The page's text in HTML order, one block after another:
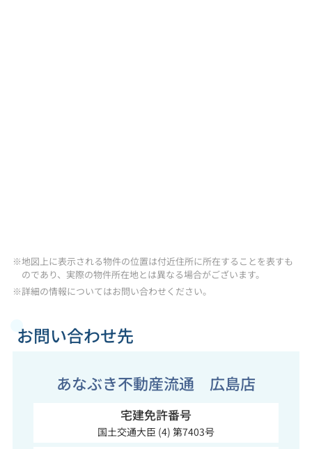
※地図上に表示される物件の位置は付近住所に所在することを表すも
のであり、実際の物件所在地とは異なる場合がございます。
※詳細の情報についてはお問い合わせください。
お問い合わせ先
あなぶき不動産流通 広島店
宅建免許番号
国土交通大臣 (4) 第7403号